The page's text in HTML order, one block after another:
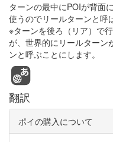
ターンの最中にPOIが背面
使うのでリールターンと呼
※ターンを後ろ（リア）で
が、世界的にリールターン
ンと呼ぶことにします。
翻訳
ポイの購入について